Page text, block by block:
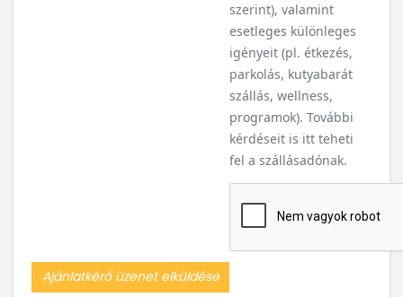
szerint), valamint
esetleges különleges
igényeit (pl. étkezés,
parkolás, kutyabarát
szállás, wellness,
programok). További
kérdéseit is itt teheti
fel a szállásadónak.
Ajánlatkérő üzenet elküldése